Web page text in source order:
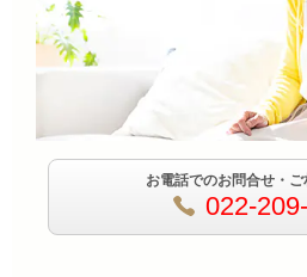
お電話でのお問合せ・
022-